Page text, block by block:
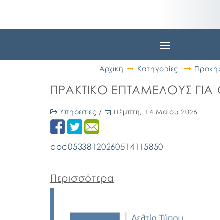
Toggle
Αρχική
Κατηγορίες
ΠΡΑΚΤΙΚΟ ΕΠΤΑΜΕΛΟΥΣ
Υπηρεσίες / Πέμπτη, 14 Μαΐου 2026
doc05338120260514115850
Περισσότερα